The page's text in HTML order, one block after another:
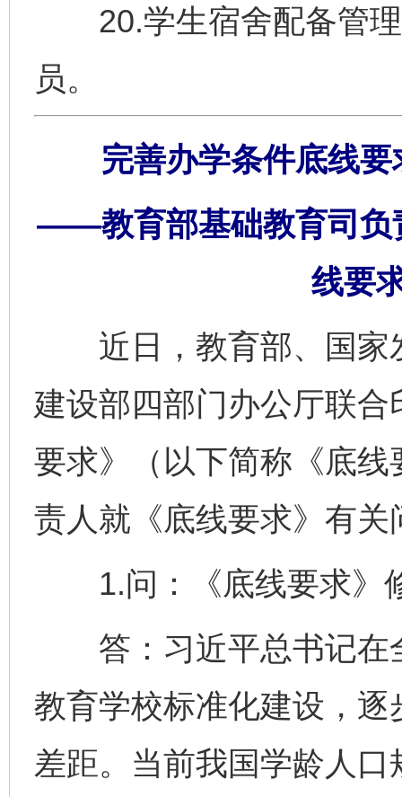
20.学生宿舍配备管理
员。
完善办学条件底线
——教育部基础教育司负
线要
近日，教育部、国家
建设部四部门办公厅联
要求》（以下简称《底
责人就《底线要求》有
1.问：《底线要求》
答：习近平总书记在
教育学校标准化建设，
差距。当前我国学龄人